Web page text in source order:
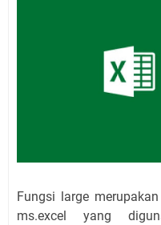
Fungsi large
ms.excel yang